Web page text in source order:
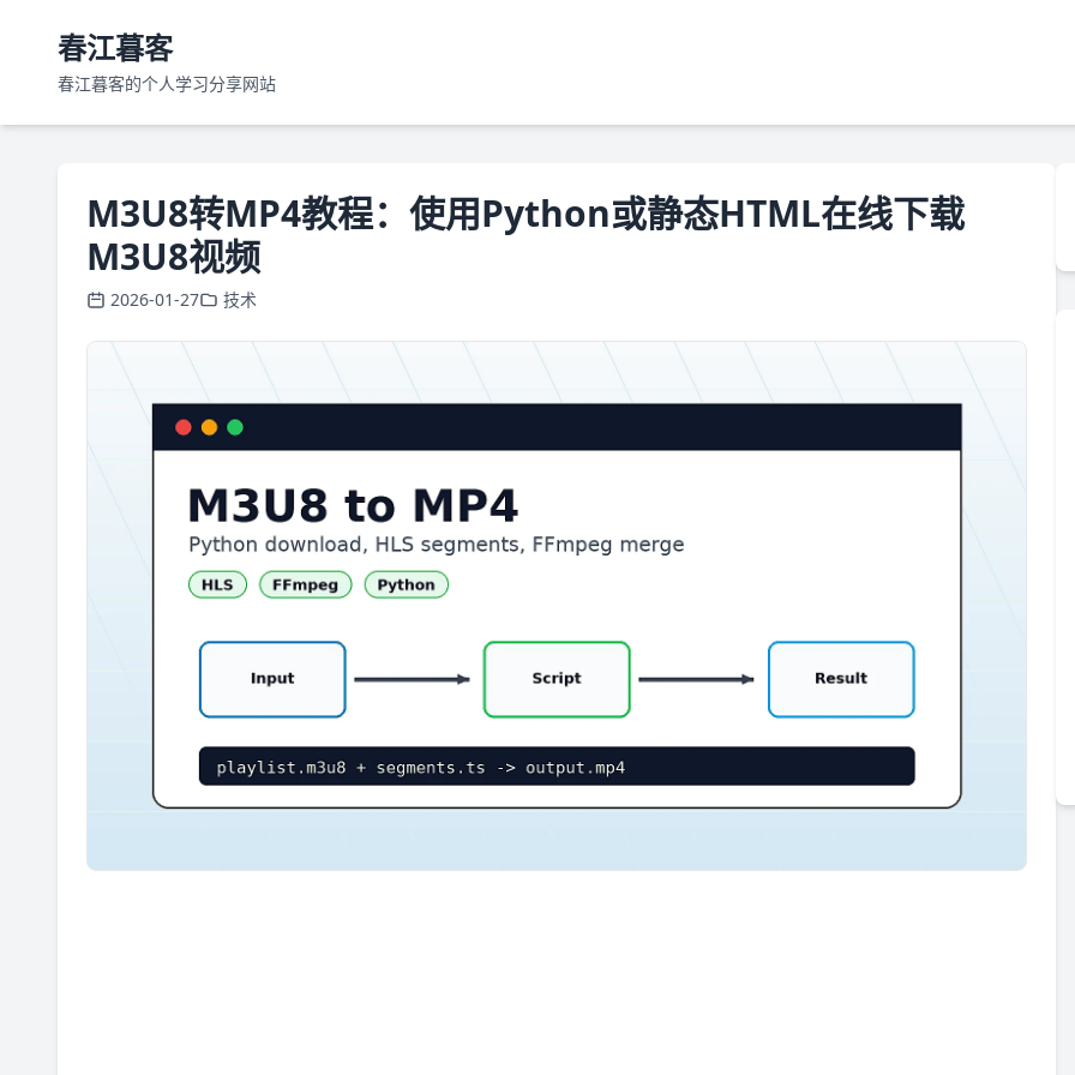
春江暮客
春江暮客的个人学习分享网站
M3U8转MP4教程：使用Python或静态HTML在线下载
M3U8视频
2026-01-27 技术